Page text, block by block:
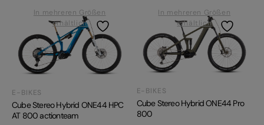
In mehreren Größen
erhältlich
E-BIKES
Cube Stereo Hybrid ONE44 HPC
AT 800 actionteam
In mehreren Größen
erhältlich
E-BIKES
Cube Stereo Hybrid ONE44 Pro
800